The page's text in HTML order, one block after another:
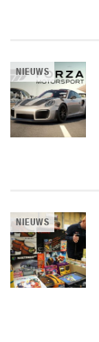
NIEUWS
NIEUWS